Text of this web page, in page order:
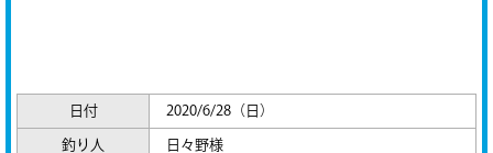
日付 2020/6/28（日）
釣り人 日々野様